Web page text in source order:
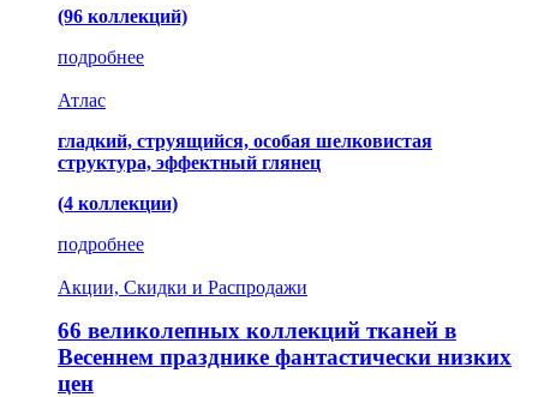
(96 коллекций)
подробнее
Атлас
гладкий, струящийся, особая шелковистая
структура, эффектный глянец
(4 коллекции)
подробнее
Акции, Скидки и Распродажи
66 великолепных коллекций тканей в
Весеннем празднике фантастически низких
цен